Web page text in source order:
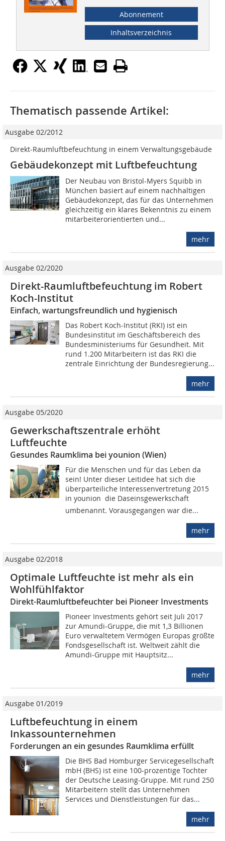
Abonnement
Inhaltsverzeichnis
Thematisch passende Artikel:
Ausgabe 02/2012
Direkt-Raumluftbefeuchtung in einem Verwaltungsgebäude
Gebäudekonzept mit Luftbefeuchtung
Der Neubau von Bristol-Myers Squibb in
München basiert auf einem nachhaltigen
Gebäudekonzept, das für das Unternehmen
gleichzeitig ein klares Bekenntnis zu einem
mitarbeiterorientierten und...
mehr
Ausgabe 02/2020
Direkt-Raumluftbefeuchtung im Robert
Koch-Institut
Einfach, wartungsfreundlich und hygienisch
Das Robert Koch-Institut (RKI) ist ein
Bundesinstitut im Geschäftsbereich des
Bundesministeriums für Gesundheit. Mit
rund 1.200 Mitarbeitern ist das RKI die
zentrale Einrichtung der Bundesregierung...
mehr
Ausgabe 05/2020
Gewerkschaftszentrale erhöht
Luftfeuchte
Gesundes Raumklima bei younion (Wien)
Für die Menschen und für das Leben da
sein! Unter dieser Leitidee hat sich die
überparteiliche Interessenvertretung 2015
in younion  die Daseinsgewerkschaft
umbenannt. Vorausgegangen war die...
mehr
Ausgabe 02/2018
Optimale Luftfeuchte ist mehr als ein
Wohlfühlfaktor
Direkt-Raumluftbefeuchter bei Pioneer Investments
Pioneer Investments gehört seit Juli 2017
zur Amundi-Gruppe, die mit 1,3 Billionen
Euro verwaltetem Vermögen Europas größte
Fondsgesellschaft ist. Weltweit zählt die
Amundi-Gruppe mit Hauptsitz...
mehr
Ausgabe 01/2019
Luftbefeuchtung in einem
Inkassounternehmen
Forderungen an ein gesundes Raumklima erfüllt
Die BHS Bad Homburger Servicegesellschaft
mbH (BHS) ist eine 100-prozentige Tochter
der Deutsche Leasing-Gruppe. Mit rund 250
Mitarbeitern stellt das Unternehmen
Services und Dienstleistungen für das...
mehr